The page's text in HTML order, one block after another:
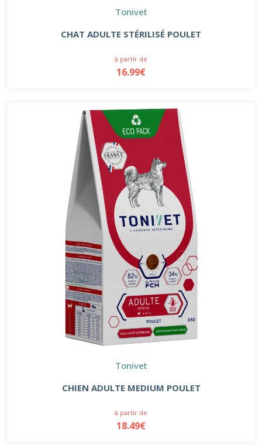
Tonivet
CHAT ADULTE STÉRILISÉ POULET
à partir de
16.99€
Tonivet
CHIEN ADULTE MEDIUM POULET
à partir de
18.49€